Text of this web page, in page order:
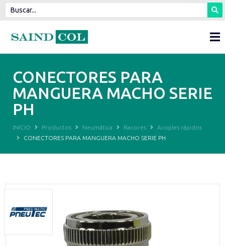
CONECTORES PARA
MANGUERA MACHO SERIE
PH
INICIO Productos Neumática Racores
Acoples rápidos
CONECTORES PARA MANGUERA MACHO SERIE PH